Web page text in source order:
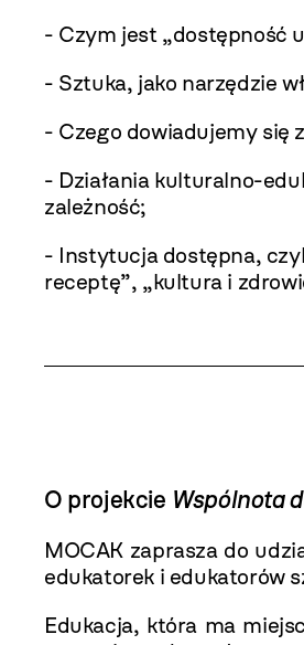
- Czym jest „dostępność
- Sztuka, jako narzędzie
- Czego dowiadujemy się
- Działania kulturalno-
zależność;
- Instytucja dostępna,
receptę”, „kultura i
O projekcie Wspólnota
MOCAK zaprasza do
edukatorek i edukatorów
Edukacja, która ma